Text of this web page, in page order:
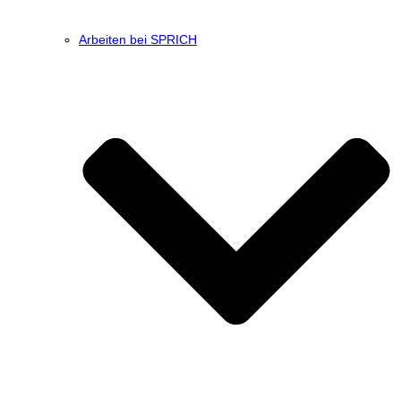
Arbeiten bei SPRICH